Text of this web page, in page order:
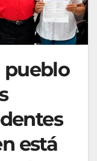
pueblo
está